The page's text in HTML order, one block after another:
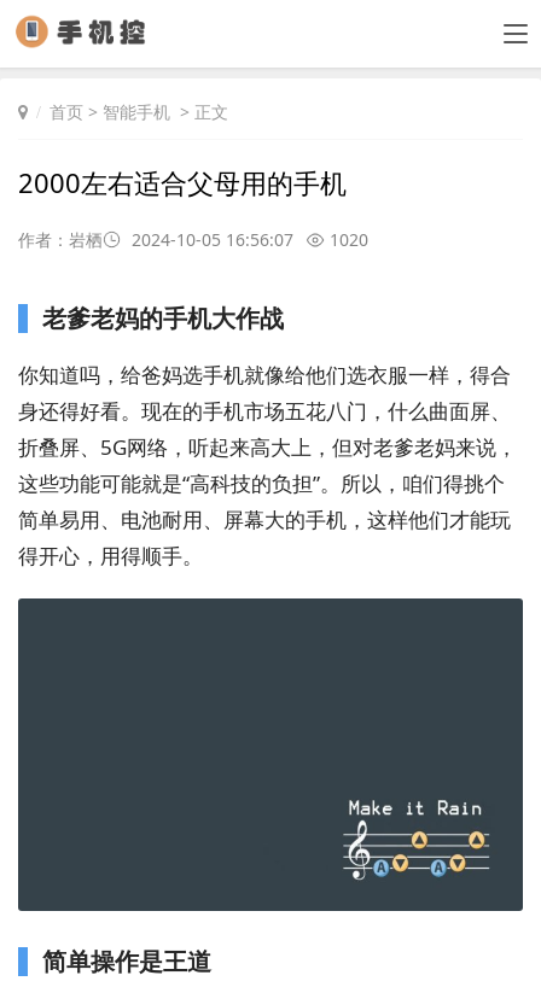
首页 > 智能手机 > 正文
2000左右适合父母用的手机
作者：岩栖 2024-10-05 16:56:07 1020
老爹老妈的手机大作战
你知道吗，给爸妈选手机就像给他们选衣服一样，得合
身还得好看。现在的手机市场五花八门，什么曲面屏、
折叠屏、5G网络，听起来高大上，但对老爹老妈来说，
这些功能可能就是“高科技的负担”。所以，咱们得挑个
简单易用、电池耐用、屏幕大的手机，这样他们才能玩
得开心，用得顺手。
简单操作是王道